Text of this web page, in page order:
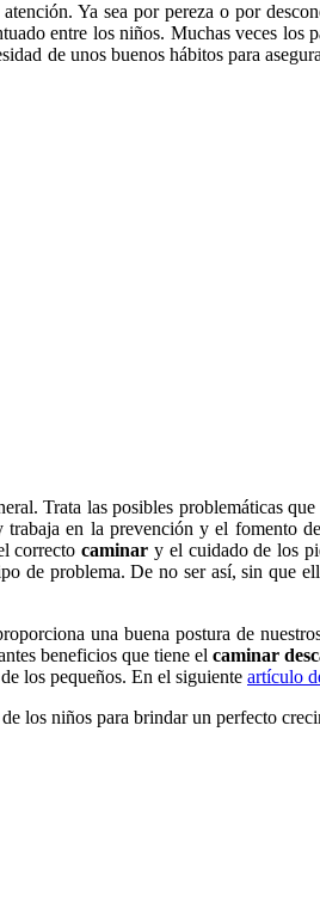
Ya sea por pereza o por
entre los niños. Muchas veces
de unos buenos hábitos para
Trata las posibles problemáticas
trabaja en la prevención y el fomento de
correctocaminar y el cuidado de los
de problema. De no ser así, sin que
una buena postura de
beneficios que tiene elcaminar
los pequeños. En el siguiente artículo
los niños para brindar un perfecto